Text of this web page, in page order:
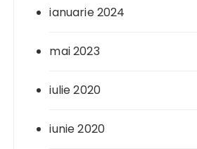
ianuarie 2024
mai 2023
iulie 2020
iunie 2020